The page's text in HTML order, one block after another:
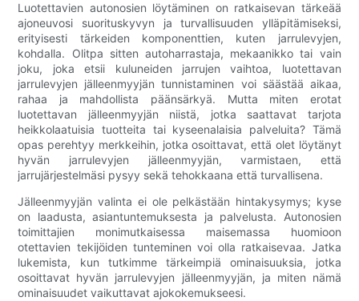
Luotettavien autonosien löytäminen on ratkaisevan tärkeää
ajoneuvosi suorituskyvyn ja turvallisuuden ylläpitämiseksi,
erityisesti tärkeiden komponenttien, kuten jarrulevyjen,
kohdalla. Olitpa sitten autoharrastaja, mekaanikko tai vain
joku, joka etsii kuluneiden jarrujen vaihtoa, luotettavan
jarrulevyjen jälleenmyyjän tunnistaminen voi säästää aikaa,
rahaa ja mahdollista päänsärkyä. Mutta miten erotat
luotettavan jälleenmyyjän niistä, jotka saattavat tarjota
heikkolaatuisia tuotteita tai kyseenalaisia ​​palveluita? Tämä
opas perehtyy merkkeihin, jotka osoittavat, että olet löytänyt
hyvän jarrulevyjen jälleenmyyjän, varmistaen, että
jarrujärjestelmäsi pysyy sekä tehokkaana että turvallisena.
Jälleenmyyjän valinta ei ole pelkästään hintakysymys; kyse
on laadusta, asiantuntemuksesta ja palvelusta. Autonosien
toimittajien monimutkaisessa maisemassa huomioon
otettavien tekijöiden tunteminen voi olla ratkaisevaa. Jatka
lukemista, kun tutkimme tärkeimpiä ominaisuuksia, jotka
osoittavat hyvän jarrulevyjen jälleenmyyjän, ja miten nämä
ominaisuudet vaikuttavat ajokokemukseesi.